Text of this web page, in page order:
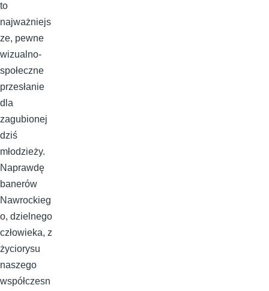
to
najważniejs
ze, pewne
wizualno-
społeczne
przesłanie
dla
zagubionej
dziś
młodzieży.
Naprawdę
banerów
Nawrockieg
o, dzielnego
człowieka, z
życiorysu
naszego
współczesn